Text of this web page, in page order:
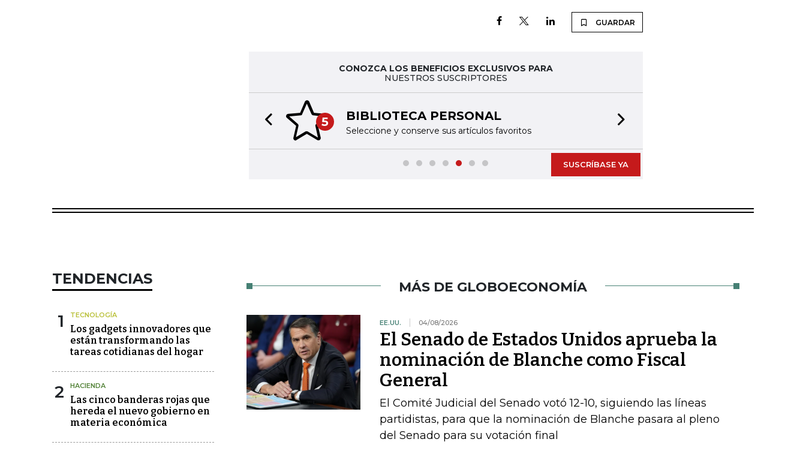
GUARDAR
CONOZCA LOS BENEFICIOS EXCLUSIVOS PARA
NUESTROS SUSCRIPTORES
5 BIBLIOTECA PERSONAL
Seleccione y conserve sus artículos favoritos
Previous slide
SUSCRÍBASE YA
TENDENCIAS
1 TECNOLOGÍA
Los gadgets innovadores que
están transformando las
tareas cotidianas del hogar
2 HACIENDA
Las cinco banderas rojas que
hereda el nuevo gobierno en
materia económica
MÁS DE GLOBOECONOMÍA
EE.UU. 04/08/2026
El Senado de Estados Unidos aprueba la
nominación de Blanche como Fiscal
General
El Comité Judicial del Senado votó 12-10, siguiendo las líneas
partidistas, para que la nominación de Blanche pasara al pleno
del Senado para su votación final